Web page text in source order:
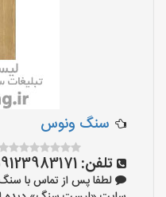
سنگ ونوس
تلفن:
لطفا پس از تماس با